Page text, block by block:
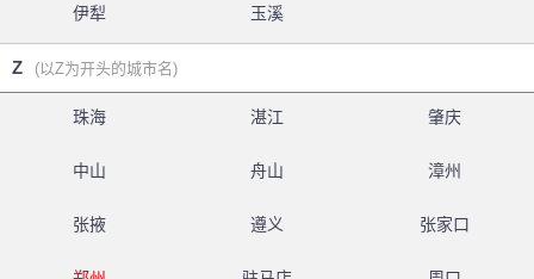
伊犁 玉溪
Z (以Z为开头的城市名)
珠海 湛江 肇庆
中山 舟山 漳州
张掖 遵义 张家口